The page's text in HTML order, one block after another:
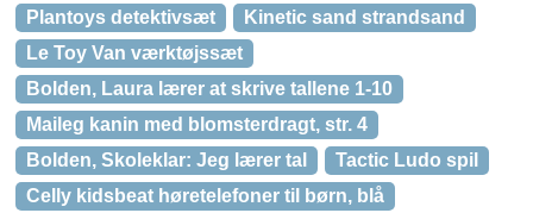
Plantoys detektivsæt
Kinetic sand strandsand
Le Toy Van værktøjssæt
Bolden, Laura lærer at skrive tallene 1-10
Maileg kanin med blomsterdragt, str. 4
Bolden, Skoleklar: Jeg lærer tal
Tactic Ludo spil
Celly kidsbeat høretelefoner til børn, blå